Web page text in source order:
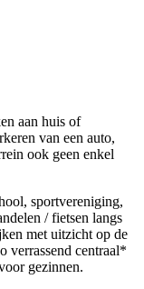
aan huis of
van een auto,
ook geen enkel
sportvereniging,
/ fietsen langs
met uitzicht op de
verrassend centraal*
gezinnen.